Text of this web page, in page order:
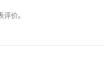
评价。